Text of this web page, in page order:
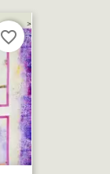
favorite_border